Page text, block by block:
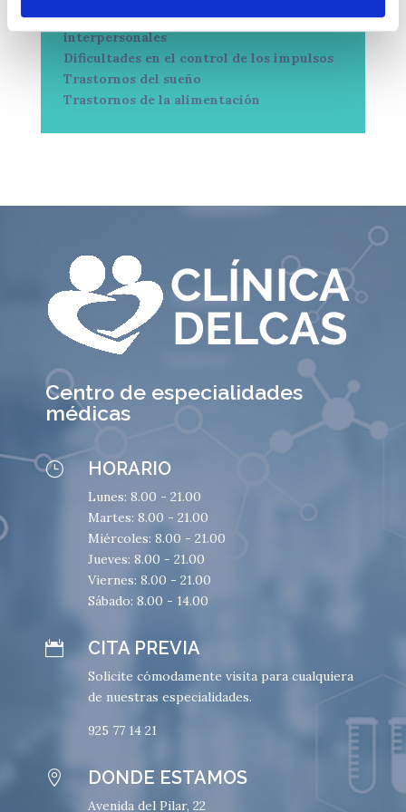
Dificultades en las relaciones
interpersonales
Dificultades en el control de los impulsos
Trastornos del sueño
Trastornos de la alimentación
Centro de especialidades
médicas
} HORARIO
Lunes: 8.00 - 21.00
Martes: 8.00 - 21.00
Miércoles: 8.00 - 21.00
Jueves: 8.00 - 21.00
Viernes: 8.00 - 21.00
Sábado: 8.00 - 14.00
 CITA PREVIA
Solicite cómodamente visita para cualquiera
de nuestras especialidades.
925 77 14 21
 DONDE ESTAMOS
Avenida del Pilar, 22